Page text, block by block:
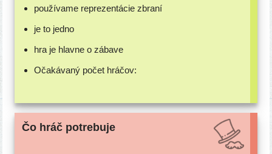
pou­ží­va­me repre­zen­tá­cie zbraní
je to jedno
hra je hlav­ne o zábave
Očakávaný počet hráčov:
Čo hráč potrebuje